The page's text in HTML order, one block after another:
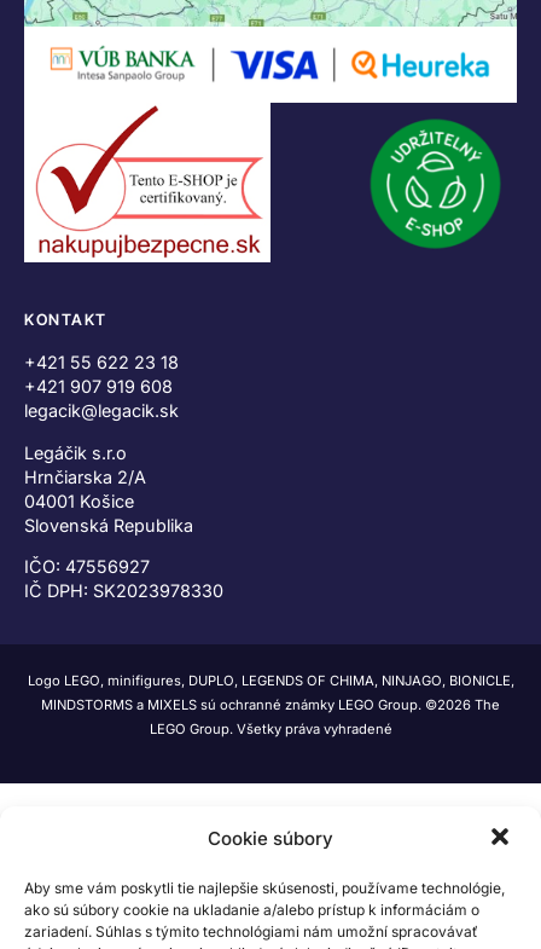
Cookie súbory
Aby sme vám poskytli tie najlepšie skúsenosti, používame technológie,
ako sú súbory cookie na ukladanie a/alebo prístup k informáciám o
zariadení. Súhlas s týmito technológiami nám umožní spracovávať
KONTAKT
+421 55 622 23 18
+421 907 919 608
legacik@legacik.sk
Legáčik s.r.o
Hrnčiarska 2/A
04001 Košice
Slovenská Republika
IČO: 47556927
IČ DPH: SK2023978330
Logo LEGO, minifigures, DUPLO, LEGENDS OF CHIMA, NINJAGO, BIONICLE,
MINDSTORMS a MIXELS sú ochranné známky LEGO Group. ©2026 The
LEGO Group. Všetky práva vyhradené